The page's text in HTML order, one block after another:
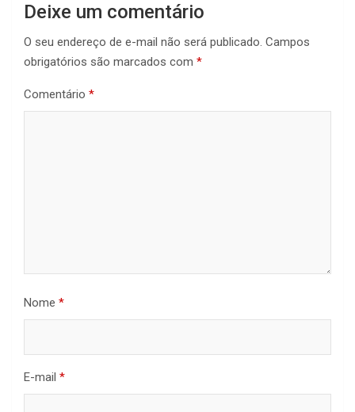
Deixe um comentário
O seu endereço de e-mail não será publicado. Campos
obrigatórios são marcados com *
Comentário *
Nome *
E-mail *